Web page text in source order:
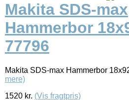
Makita SDS-max
Hammerbor
77796
Makita SDS-max Hammerbor
mere)
1520 kr. (Vis fragtpris)